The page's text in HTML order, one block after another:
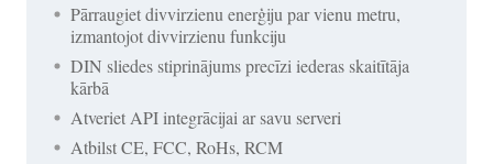
Pārraugiet divvirzienu enerģiju par vienu metru,
izmantojot divvirzienu funkciju
DIN sliedes stiprinājums precīzi iederas skaitītāja
kārbā
Atveriet API integrācijai ar savu serveri
Atbilst CE, FCC, RoHs, RCM